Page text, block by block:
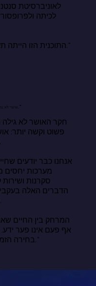
התוכנית הזו הייתה תענוג, באופן אישי, אקדמי ומקצועי."
"אושר לא נמצא במה שאנחנו יודעים. הוא נמצא במה שאנחנו עושים שוב ושוב."
בחירה הזמינה לכל אחד ואחת מאיתנו, כיום."